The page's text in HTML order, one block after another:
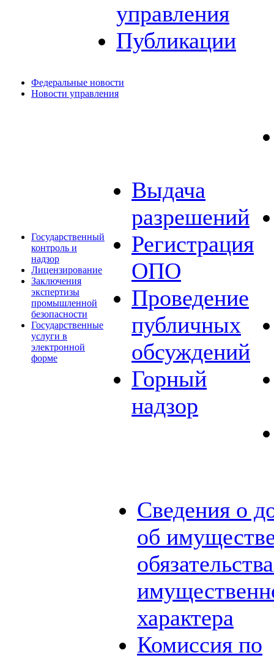
управления
Публикации
Федеральные новости
Новости управления
Государственный
контроль и
надзор
Лицензирование
Заключения
экспертизы
промышленной
безопасности
Государственные
услуги в
электронной
форме
Выдача
разрешений
Регистрация
ОПО
Проведение
публичных
обсуждений
Горный
надзор
Сведения о
об
характера
Комиссия по